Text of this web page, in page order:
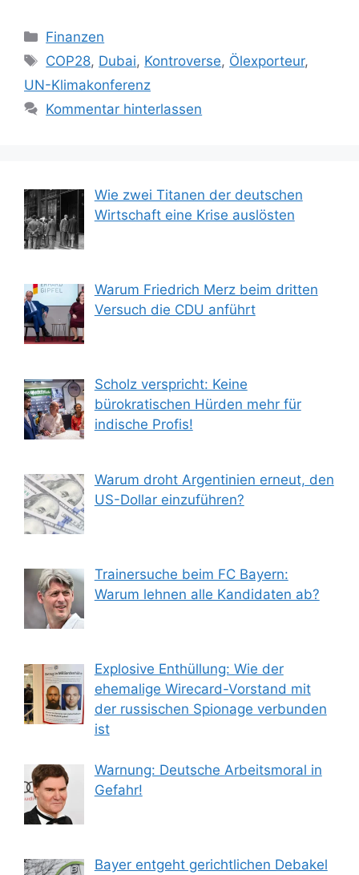
Kategorien
Finanzen
Schlagwörter
COP28, Dubai, Kontroverse, Ölexporteur,
UN-Klimakonferenz
Kommentar hinterlassen
Wie zwei Titanen der deutschen
Wirtschaft eine Krise auslösten
Warum Friedrich Merz beim dritten
Versuch die CDU anführt
Scholz verspricht: Keine
bürokratischen Hürden mehr für
indische Profis!
Warum droht Argentinien erneut, den
US-Dollar einzuführen?
Trainersuche beim FC Bayern:
Warum lehnen alle Kandidaten ab?
Explosive Enthüllung: Wie der
ehemalige Wirecard-Vorstand mit
der russischen Spionage verbunden
ist
Warnung: Deutsche Arbeitsmoral in
Gefahr!
Bayer entgeht gerichtlichen Debakel